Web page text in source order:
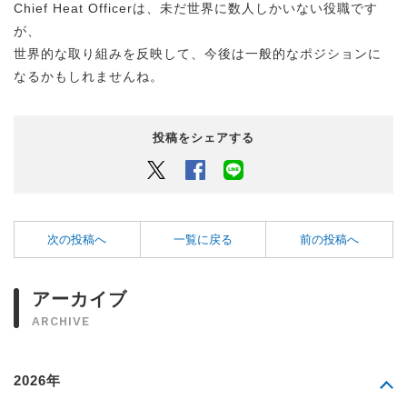
Chief Heat Officerは、未だ世界に数人しかいない役職です
が、
世界的な取り組みを反映して、今後は一般的なポジションに
なるかもしれませんね。
投稿をシェアする
Twitter Facebook
次の投稿へ 一覧に戻る 前の投稿へ
アーカイブ
ARCHIVE
2026年